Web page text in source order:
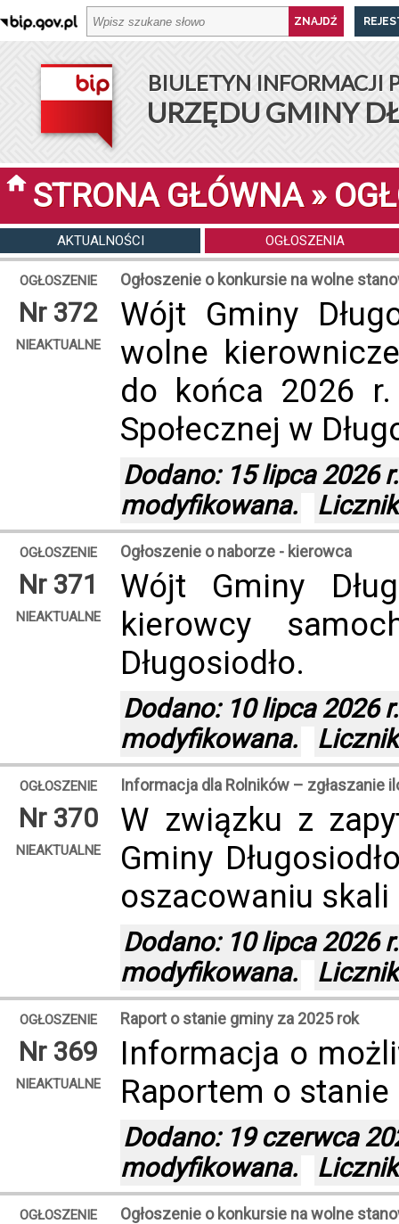
BIULETYN INFORMACJI
URZĘDU GMINY
STRONA GŁÓWNA»
AKTUALNOŚCI OGŁOSZENIA
OGŁOSZENIE
Nr 372
NIEAKTUALNE
Ogłoszenie o konkursie na wolne
Wójt Gminy
wolne
do końca 2026 r.
Społecznej w
Dodano: 15 lipca 2026
modyfikowana.
OGŁOSZENIE
Nr 371
NIEAKTUALNE
Ogłoszenie o naborze - kierowca
Wójt Gminy
kierowcy
Długosiodło.
Dodano: 10 lipca 2026
modyfikowana.
OGŁOSZENIE
Nr 370
NIEAKTUALNE
Informacja dla Rolników – zgłaszanie
W związku z
Gminy
oszacowaniu
Dodano: 10 lipca 2026
modyfikowana.
OGŁOSZENIE
Nr 369
NIEAKTUALNE
Raport o stanie gminy za 2025 rok
Informacja o
Raportem o
Dodano: 19 czerwca
modyfikowana.
OGŁOSZENIE Ogłoszenie o konkursie na wolne